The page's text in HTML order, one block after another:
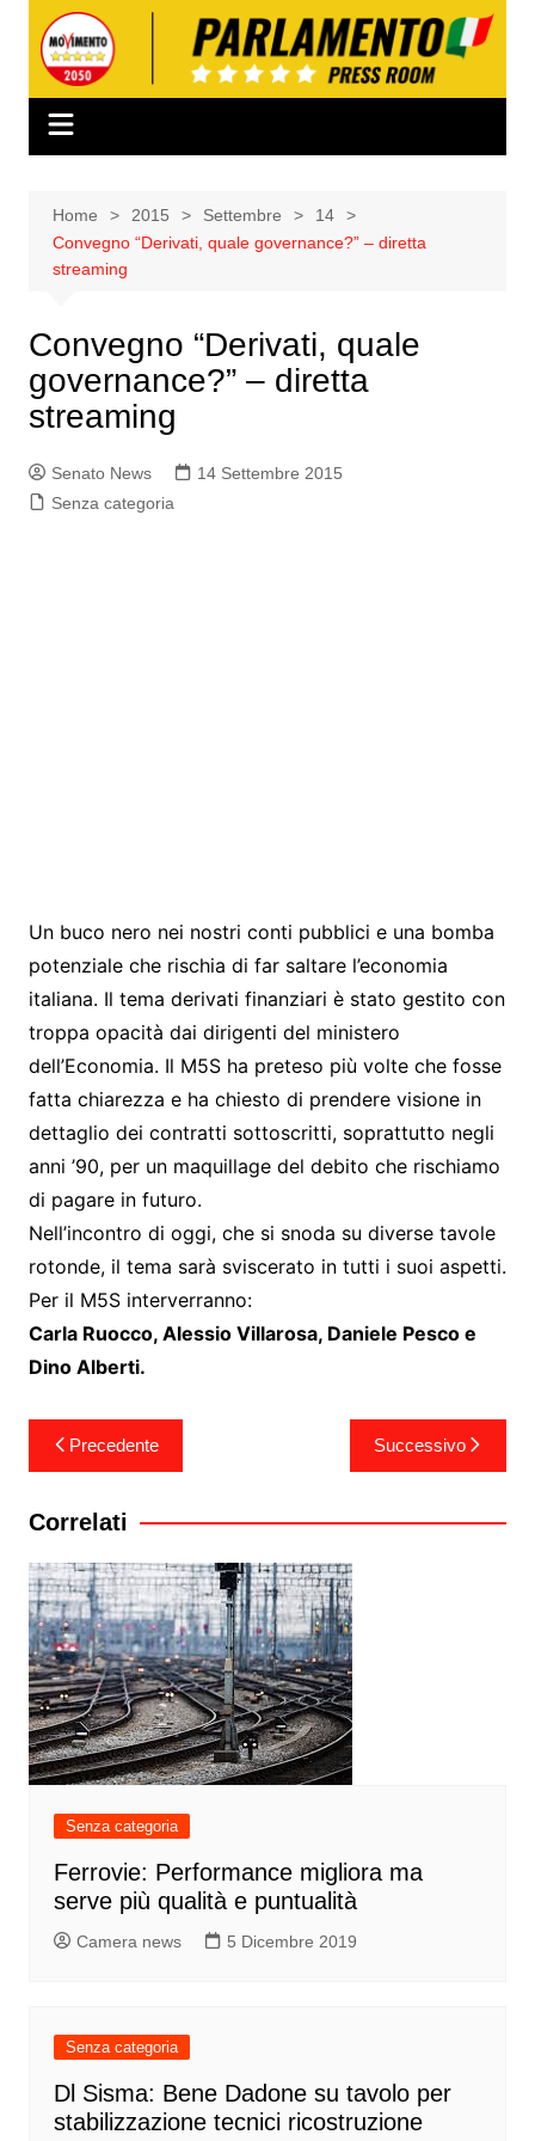
contenuto
Home 2015 Settembre
14
Convegno “Derivati, quale governance?” – diretta
streaming
Convegno “Derivati, quale
governance?” – diretta
streaming
Senato News
14 Settembre 2015
Senza categoria
Un buco nero nei nostri conti pubblici e una bomba
potenziale che rischia di far saltare l’economia
italiana. Il tema derivati finanziari è stato gestito con
troppa opacità dai dirigenti del ministero
dell’Economia. Il M5S ha preteso più volte che fosse
fatta chiarezza e ha chiesto di prendere visione in
dettaglio dei contratti sottoscritti, soprattutto negli
anni ’90, per un maquillage del debito che rischiamo
di pagare in futuro.
Nell’incontro di oggi, che si snoda su diverse tavole
rotonde, il tema sarà sviscerato in tutti i suoi aspetti.
Per il M5S interverranno:
Carla Ruocco, Alessio Villarosa, Daniele Pesco e
Dino Alberti.
Navigazione
articoli
Precedente Successivo
Correlati
Senza categoria
Ferrovie: Performance migliora ma
serve più qualità e puntualità
Camera news 5 Dicembre 2019
Senza categoria
Dl Sisma: Bene Dadone su tavolo per
stabilizzazione tecnici ricostruzione